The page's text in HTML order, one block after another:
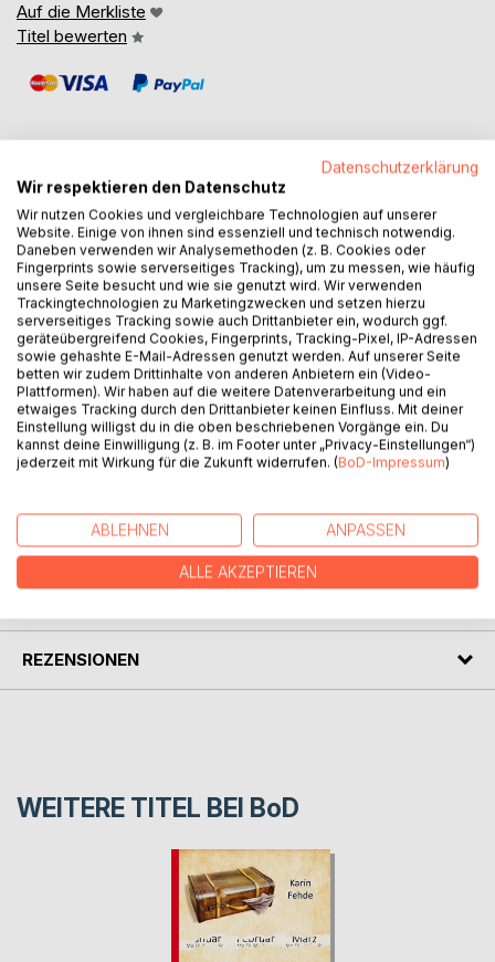
Auf die Merkliste
Titel bewerten
BESCHREIBUNG
Erfrischend frei den Alltag auf die Schippe genommen.
Wie eine Hand voll Blüten lesen sich die Geschichten,
Gedichte und Poesieverse, die mal lustig und mal
nachdenklich, mal realistisch und mal fantastisch das
Naturell unseres alltäglichen Lebens widerspiegeln.
Den Alltagsstress in die Schranken weisen und im Hier und
Jetzt den Moment genießen. Dazu will dieses Buch
beitragen und Abwechslung in die bunte Lesewelt bringen.
AUTOR/IN
REZENSIONEN
WEITERE TITEL BEI BoD
Datenschutzerklärung
Wir respektieren den Datenschutz
Wir nutzen Cookies und vergleichbare Technologien auf unserer
Website. Einige von ihnen sind essenziell und technisch notwendig.
Daneben verwenden wir Analysemethoden (z. B. Cookies oder
Fingerprints sowie serverseitiges Tracking), um zu messen, wie häufig
unsere Seite besucht und wie sie genutzt wird. Wir verwenden
Trackingtechnologien zu Marketingzwecken und setzen hierzu
serverseitiges Tracking sowie auch Drittanbieter ein, wodurch ggf.
geräteübergreifend Cookies, Fingerprints, Tracking-Pixel, IP-Adressen
sowie gehashte E-Mail-Adressen genutzt werden. Auf unserer Seite
betten wir zudem Drittinhalte von anderen Anbietern ein (Video-
Plattformen). Wir haben auf die weitere Datenverarbeitung und ein
etwaiges Tracking durch den Drittanbieter keinen Einfluss. Mit deiner
Einstellung willigst du in die oben beschriebenen Vorgänge ein. Du
kannst deine Einwilligung (z. B. im Footer unter „Privacy-Einstellungen“)
jederzeit mit Wirkung für die Zukunft widerrufen. (BoD-Impressum)
ABLEHNEN ANPASSEN
ALLE AKZEPTIEREN